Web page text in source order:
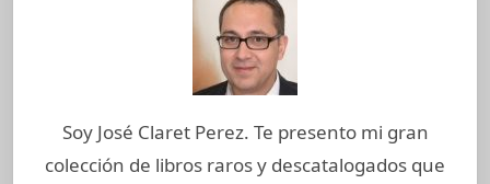
Soy José Claret Perez. Te presento mi gran
colección de libros raros y descatalogados que